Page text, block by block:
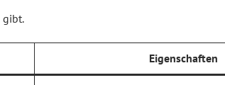
gibt.
Eigenschaften